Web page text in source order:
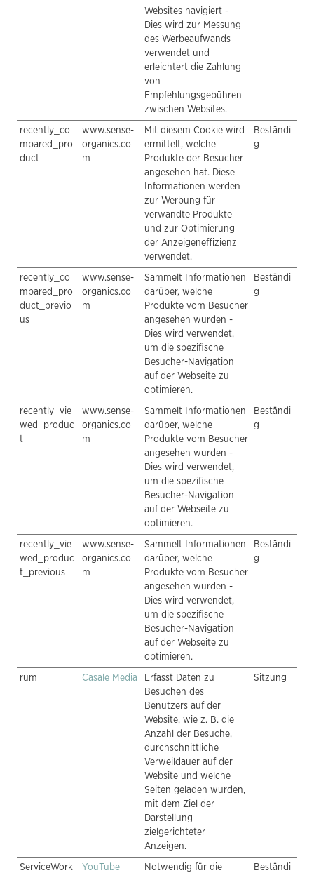
Websites navigiert -
Dies wird zur Messung
des Werbeaufwands
verwendet und
erleichtert die Zahlung
von
Empfehlungsgebühren
zwischen Websites.
recently_co
mpared_pro
duct
www.sense-
organics.co
m
Mit diesem Cookie wird
ermittelt, welche
Produkte der Besucher
angesehen hat. Diese
Informationen werden
zur Werbung für
verwandte Produkte
und zur Optimierung
der Anzeigeneffizienz
verwendet.
Beständi
g
recently_co
mpared_pro
duct_previo
us
www.sense-
organics.co
m
Sammelt Informationen
darüber, welche
Produkte vom Besucher
angesehen wurden -
Dies wird verwendet,
um die spezifische
Besucher-Navigation
auf der Webseite zu
optimieren.
Beständi
g
recently_vie
wed_produc
t
www.sense-
organics.co
m
Sammelt Informationen
darüber, welche
Produkte vom Besucher
angesehen wurden -
Dies wird verwendet,
um die spezifische
Besucher-Navigation
auf der Webseite zu
optimieren.
Beständi
g
recently_vie
wed_produc
t_previous
www.sense-
organics.co
m
Sammelt Informationen
darüber, welche
Produkte vom Besucher
angesehen wurden -
Dies wird verwendet,
um die spezifische
Besucher-Navigation
auf der Webseite zu
optimieren.
Beständi
g
rum Casale Media
Erfasst Daten zu
Besuchen des
Benutzers auf der
Website, wie z. B. die
Anzahl der Besuche,
durchschnittliche
Verweildauer auf der
Website und welche
Seiten geladen wurden,
mit dem Ziel der
Darstellung
zielgerichteter
Anzeigen.
Sitzung
ServiceWork
YouTube
Notwendig für die
Beständi